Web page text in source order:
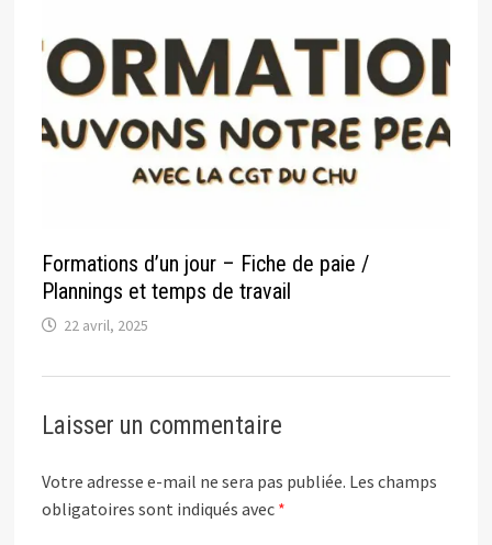
Formations d’un jour – Fiche de paie /
Plannings et temps de travail
22 avril, 2025
Laisser un commentaire
Votre adresse e-mail ne sera pas publiée. Les champs
obligatoires sont indiqués avec *